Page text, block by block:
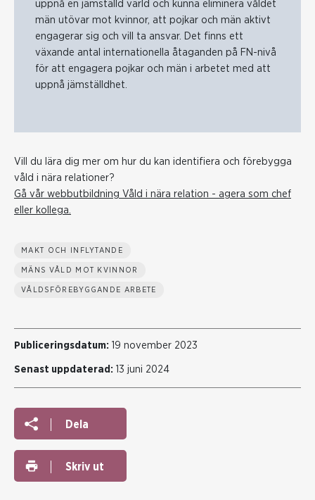
uppnå en jämställd värld och kunna eliminera våldet
män utövar mot kvinnor, att pojkar och män aktivt
engagerar sig och vill ta ansvar. Det finns ett
växande antal internationella åtaganden på FN-nivå
för att engagera pojkar och män i arbetet med att
uppnå jämställdhet.
Vill du lära dig mer om hur du kan identifiera och förebygga
våld i nära relationer?
Gå vår webbutbildning Våld i nära relation - agera som chef
eller kollega.
MAKT OCH INFLYTANDE
MÄNS VÅLD MOT KVINNOR
VÅLDSFÖREBYGGANDE ARBETE
Publiceringsdatum: 19 november 2023
Senast uppdaterad: 13 juni 2024
Dela
Skriv ut